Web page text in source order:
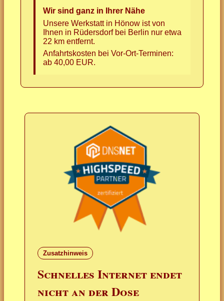
Wir sind ganz in Ihrer Nähe
Unsere Werkstatt in Hönow ist von
Ihnen in Rüdersdorf bei Berlin nur etwa
22 km entfernt.
Anfahrtskosten bei Vor-Ort-Terminen:
ab 40,00 EUR.
Zusatzhinweis
Schnelles Internet endet
nicht an der Dose